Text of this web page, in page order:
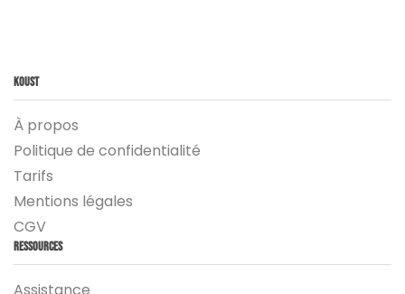
Koust
À propos
Politique de confidentialité
Tarifs
Mentions légales
CGV
Ressources